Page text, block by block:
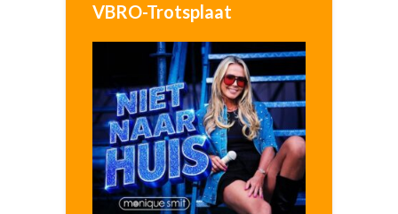
VBRO-Trotsplaat